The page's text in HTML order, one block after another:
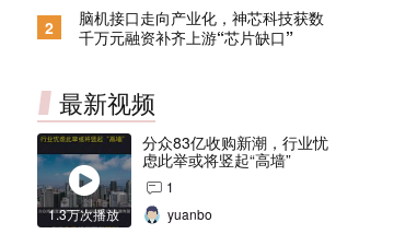
2
脑机接口走向产业化，神芯科技获数
千万元融资补齐上游“芯片缺口”
最新视频
1.3万次播放
分众83亿收购新潮，行业忧
虑此举或将竖起“高墙”
1
yuanbo